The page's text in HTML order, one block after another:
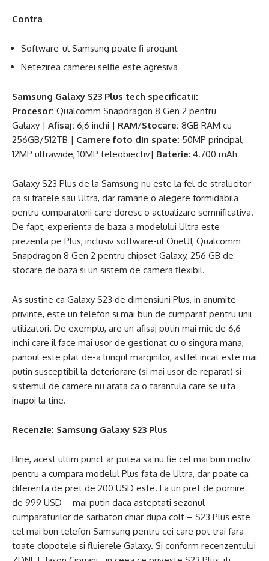
Contra
Software-ul Samsung poate fi arogant
Netezirea camerei selfie este agresiva
Samsung Galaxy S23 Plus tech specificatii:
Procesor: Qualcomm Snapdragon 8 Gen 2 pentru
Galaxy | Afisaj: 6,6 inchi | RAM/Stocare: 8GB RAM cu
256GB/512TB | Camere foto din spate: 50MP principal,
12MP ultrawide, 10MP teleobiectiv| Baterie: 4.700 mAh
Galaxy S23 Plus de la Samsung nu este la fel de stralucitor
ca si fratele sau Ultra, dar ramane o alegere formidabila
pentru cumparatorii care doresc o actualizare semnificativa.
De fapt, experienta de baza a modelului Ultra este
prezenta pe Plus, inclusiv software-ul OneUI, Qualcomm
Snapdragon 8 Gen 2 pentru chipset Galaxy, 256 GB de
stocare de baza si un sistem de camera flexibil.
As sustine ca Galaxy S23 de dimensiuni Plus, in anumite
privinte, este un telefon si mai bun de cumparat pentru unii
utilizatori. De exemplu, are un afisaj putin mai mic de 6,6
inchi care il face mai usor de gestionat cu o singura mana,
panoul este plat de-a lungul marginilor, astfel incat este mai
putin susceptibil la deteriorare (si mai usor de reparat) si
sistemul de camere nu arata ca o tarantula care se uita
inapoi la tine.
Recenzie: Samsung Galaxy S23 Plus
Bine, acest ultim punct ar putea sa nu fie cel mai bun motiv
pentru a cumpara modelul Plus fata de Ultra, dar poate ca
diferenta de pret de 200 USD este. La un pret de pornire
de 999 USD – mai putin daca asteptati sezonul
cumparaturilor de sarbatori chiar dupa colt – S23 Plus este
cel mai bun telefon Samsung pentru cei care pot trai fara
toate clopotele si fluierele Galaxy. Si conform recenzentului